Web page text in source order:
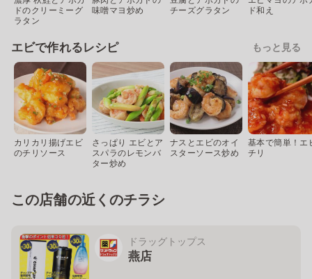
ドのクリーミーグ
ラタン
味噌マヨ炒め
チーズグラタン
ド和え
エビで作れるレシピ もっと見る
カリカリ揚げエビ
のチリソース
さっぱり エビとア
スパラのレモンバ
ター炒め
ナスとエビのオイ
スターソース炒め
基本で簡単！エ
チリ
この店舗の近くのチラシ
ドラッグトップス
燕店